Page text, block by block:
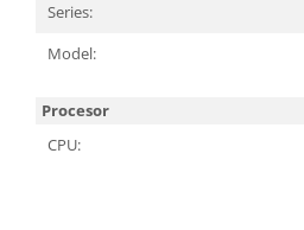
Series:
Model:
Procesor
CPU: